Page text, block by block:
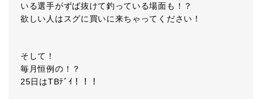
いる選手がずば抜けて釣っている場面も！？
欲しい人はスグに買いに来ちゃってください！
そして！
毎月恒例の！？
25日はTBﾃﾞｲ！！！